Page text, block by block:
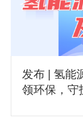
发布 | 氢能
领环保，守